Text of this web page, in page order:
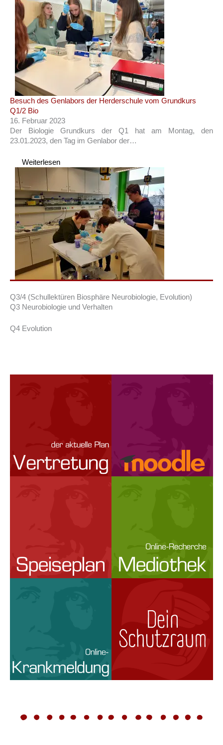
Besuch des Genlabors der Herderschule vom Grundkurs
Q1/2 Bio
16. Februar 2023
Der Biologie Grundkurs der Q1 hat am Montag, den
23.01.2023, den Tag im Genlabor der…
Weiterlesen
Q3/4 (Schullektüren Biosphäre Neurobiologie, Evolution)
Q3 Neurobiologie und Verhalten
Q4 Evolution